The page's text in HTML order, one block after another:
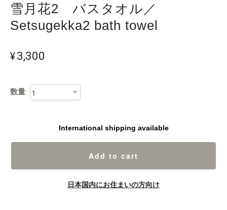
雪月花2 バスタオル／
Setsugekka2 bath towel
¥3,300
数量
International shipping available
Add to cart
日本国内にお住まいの方向け